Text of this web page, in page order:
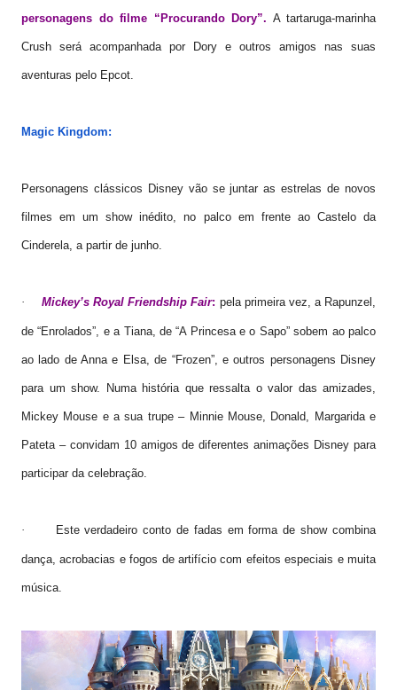
personagens do filme “Procurando Dory”. A tartaruga-marinha
Crush será acompanhada por Dory e outros amigos nas suas
aventuras pelo Epcot.
Magic Kingdom:
Personagens clássicos Disney vão se juntar as estrelas de novos
filmes em um show inédito, no palco em frente ao Castelo da
Cinderela, a partir de junho.
· Mickey’s Royal Friendship Fair: pela primeira vez, a Rapunzel,
de “Enrolados”, e a Tiana, de “A Princesa e o Sapo” sobem ao palco
ao lado de Anna e Elsa, de “Frozen”, e outros personagens Disney
para um show. Numa história que ressalta o valor das amizades,
Mickey Mouse e a sua trupe – Minnie Mouse, Donald, Margarida e
Pateta – convidam 10 amigos de diferentes animações Disney para
participar da celebração.
· Este verdadeiro conto de fadas em forma de show combina
dança, acrobacias e fogos de artifício com efeitos especiais e muita
música.